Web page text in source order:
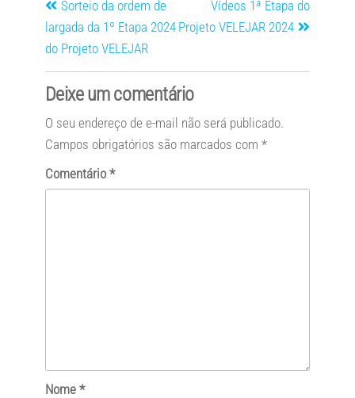
Sorteio da ordem de
largada da 1º Etapa 2024
do Projeto VELEJAR
Vídeos 1ª Etapa do
Projeto VELEJAR 2024
Deixe um comentário
O seu endereço de e-mail não será publicado.
Campos obrigatórios são marcados com *
Comentário *
Nome *